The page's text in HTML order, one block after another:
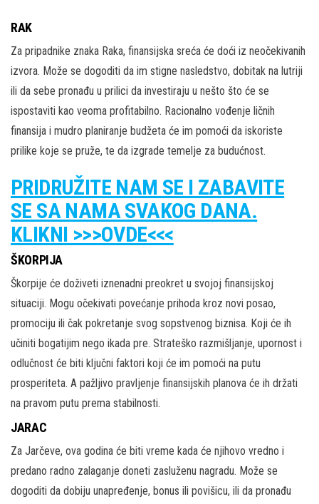
RAK
Za pripadnike znaka Raka, finansijska sreća će doći iz neočekivanih
izvora. Može se dogoditi da im stigne nasledstvo, dobitak na lutriji
ili da sebe pronađu u prilici da investiraju u nešto što će se
ispostaviti kao veoma profitabilno. Racionalno vođenje ličnih
finansija i mudro planiranje budžeta će im pomoći da iskoriste
prilike koje se pruže, te da izgrade temelje za budućnost.
PRIDRUŽITE NAM SE I ZABAVITE
SE SA NAMA SVAKOG DANA.
KLIKNI >>>OVDE<<<
ŠKORPIJA
Škorpije će doživeti iznenadni preokret u svojoj finansijskoj
situaciji. Mogu očekivati povećanje prihoda kroz novi posao,
promociju ili čak pokretanje svog sopstvenog biznisa. Koji će ih
učiniti bogatijim nego ikada pre. Strateško razmišljanje, upornost i
odlučnost će biti ključni faktori koji će im pomoći na putu
prosperiteta. A pažljivo pravljenje finansijskih planova će ih držati
na pravom putu prema stabilnosti.
JARAC
Za Jarčeve, ova godina će biti vreme kada će njihovo vredno i
predano radno zalaganje doneti zasluženu nagradu. Može se
dogoditi da dobiju unapređenje, bonus ili povišicu, ili da pronađu